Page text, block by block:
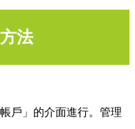
法
戶」的介面進行。管理